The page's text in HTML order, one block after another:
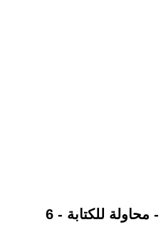
محاولة للكتابة - 6 -